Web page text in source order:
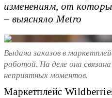
изменениям, от
– выясняло Metro
Выдача заказов в
работой. На деле она
неприятных моментов.
Маркетплейс